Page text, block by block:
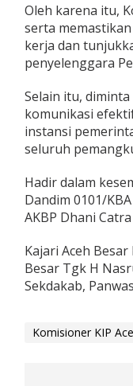
Oleh karena itu,
serta
kerja dan
penyelenggara
Selain itu,
komunikasi
instansi
seluruh
Hadir dalam
Dandim 0101/
AKBP Dhani
Kajari Aceh
Besar Tgk H
Sekdakab,
Komisioner KIP